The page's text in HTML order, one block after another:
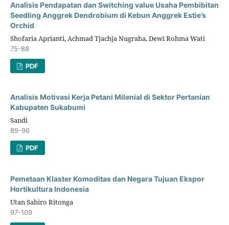
Analisis Pendapatan dan Switching value Usaha Pembibitan
Seedling Anggrek Dendrobium di Kebun Anggrek Estie’s
Orchid
Shofaria Aprianti, Achmad Tjachja Nugraha, Dewi Rohma Wati
75-88
PDF
Analisis Motivasi Kerja Petani Milenial di Sektor Pertanian
Kabupaten Sukabumi
Sandi
89-96
PDF
Pemetaan Klaster Komoditas dan Negara Tujuan Ekspor
Hortikultura Indonesia
Utan Sahiro Ritonga
97-109